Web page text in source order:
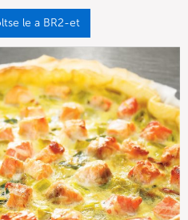
le a BR2-et